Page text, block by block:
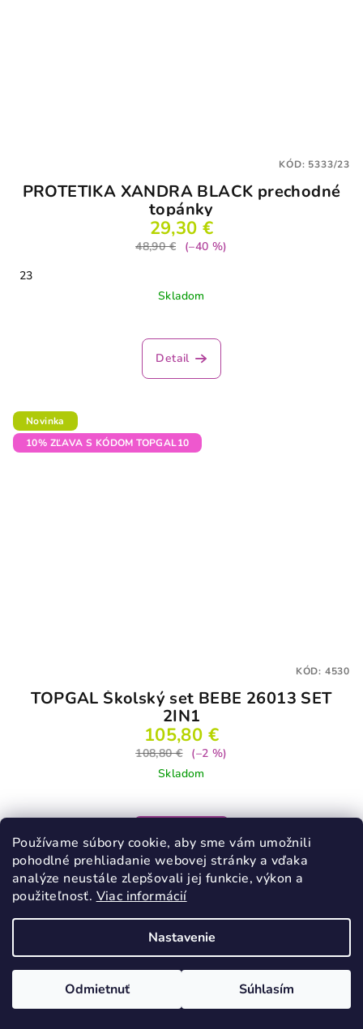
Používame súbory cookie, aby sme vám umožnili
pohodlné prehliadanie webovej stránky a vďaka
analýze neustále zlepšovali jej funkcie, výkon a
použiteľnosť. Viac informácií
Nastavenie
Odmietnuť Súhlasím
PROTETIKA XANDRA BLACK prechodné
topánky
29,30 €
48,90 €
(–40 %)
23
Skladom
Detail
KÓD: 5333/23
Novinka
10% ZĽAVA S KÓDOM TOPGAL10
TOPGAL Školský set BEBE 26013 SET
2IN1
105,80 €
108,80 €
(–2 %)
Skladom
Do košíka
KÓD: 4530
Podobné produkty